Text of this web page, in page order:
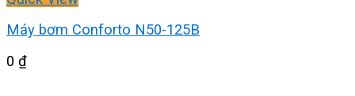
Máy bơm Conforto N50-125B
0 ₫